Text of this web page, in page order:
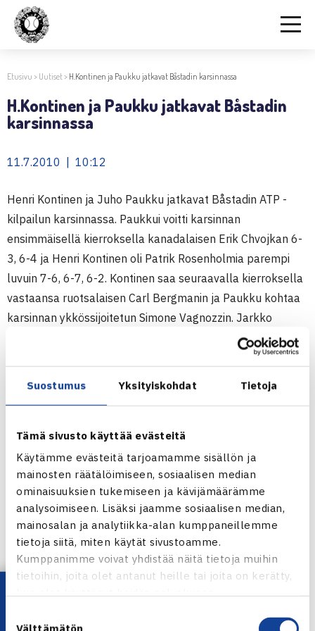
Suostumus Yksityiskohdat Tietoja
Tämä sivusto käyttää evästeitä
Käytämme evästeitä tarjoamamme sisällön ja
mainosten räätälöimiseen, sosiaalisen median
ominaisuuksien tukemiseen ja kävijämäärämme
analysoimiseen. Lisäksi jaamme sosiaalisen median,
mainosalan ja analytiikka-alan kumppaneillemme
tietoja siitä, miten käytät sivustoamme.
Kumppanimme voivat yhdistää näitä tietoja muihin
tietoihin, joita olet antanut heille tai joita on kerätty,
Välttämätön
Etusivu > Uutiset> H.Kontinen ja Paukku jatkavat Båstadin karsinnassa
H.Kontinen ja Paukku jatkavat Båstadin
karsinnassa
11.7.2010 | 10:12
Henri Kontinen ja Juho Paukku jatkavat Båstadin ATP -
kilpailun karsinnassa. Paukkui voitti karsinnan
ensimmäisellä kierroksella kanadalaisen Erik Chvojkan 6-
3, 6-4 ja Henri Kontinen oli Patrik Rosenholmia parempi
luvuin 7-6, 6-7, 6-2. Kontinen saa seuraavalla kierroksella
vastaansa ruotsalaisen Carl Bergmanin ja Paukku kohtaa
karsinnan ykkössijoitetun Simone Vagnozzin. Jarkko
Nieminen on mukana kilpailun pääsarjassa ja kohtaa
ensimmäisellä kierroksella ruotsalaisen villillä kortilla
Båstad, Ruotsi
1.kierros, karsinta
Juho Paukku – Erik Chvojka 6-3, 6-4
Ervin Eleskovic – Timo Nieminen 6-3, 6-3
Henri Kontinen – Patrik Rosenholm 7-6, 6-7, 6-2
Båstad
Jaa: